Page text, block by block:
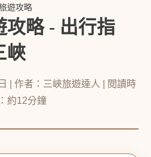
遊攻略
攻略 - 出行指
峽
| 作者：三峽旅遊達人 | 閱讀時
約12分鐘